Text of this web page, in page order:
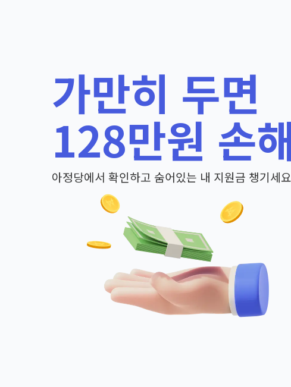
가만히 두면
128만원 손
아정당에서 확인하고 숨어있는 내 지원금 챙기세